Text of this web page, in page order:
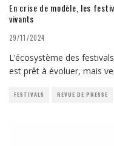
En crise de modèle, les
vivants
29/11/2024
L’écosystème des
est prêt à évoluer, mais
FESTIVALS REVUE DE PRESSE